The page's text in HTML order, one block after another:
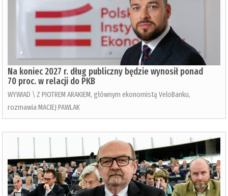
Na koniec 2027 r. dług publiczny będzie wynosił ponad
70 proc. w relacji do PKB
WYWIAD \ Z PIOTREM ARAKIEM, głównym ekonomistą VeloBanku,
rozmawia MACIEJ PAWLAK